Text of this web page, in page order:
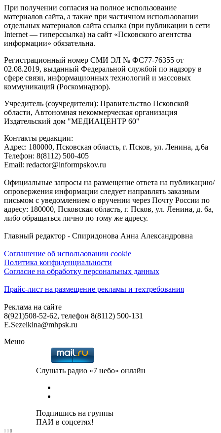
При получении согласия на полное использование
материалов сайта, а также при частичном использовании
отдельных материалов сайта ссылка (при публикации в сети
Internet — гиперссылка) на сайт «Псковского агентства
информации» обязательна.
Регистрационный номер СМИ ЭЛ № ФС77-76355 от
02.08.2019, выданный Федеральной службой по надзору в
сфере связи, информационных технологий и массовых
коммуникаций (Роскомнадзор).
Учредитель (соучредители): Правительство Псковской
области, Автономная некоммерческая организация
Издательский дом "МЕДИАЦЕНТР 60"
Контакты редакции:
Адреc: 180000, Псковская область, г. Псков, ул. Ленина, д.6а
Телефон: 8(8112) 500-405
Email: redactor@informpskov.ru
Официальные запросы на размещение ответа на публикацию/
опровержения информации следует направлять заказным
письмом с уведомлением о вручении через Почту России по
адресу: 180000, Псковская область, г. Псков, ул. Ленина, д. 6а,
либо обращаться лично по тому же адресу.
Главный редактор - Спиридонова Анна Александровна
Соглашение об использовании cookie
Политика конфиденциальности
Согласие на обработку персональных данных
Прайс-лист на размещение рекламы и техтребования
Реклама на сайте
8(921)508-52-62, телефон 8(8112) 500-131
E.Sezeikina@mhpsk.ru
Меню
Слушать радио «7 небо» онлайн
Подпишись на группы
ПАИ в соцсетях!